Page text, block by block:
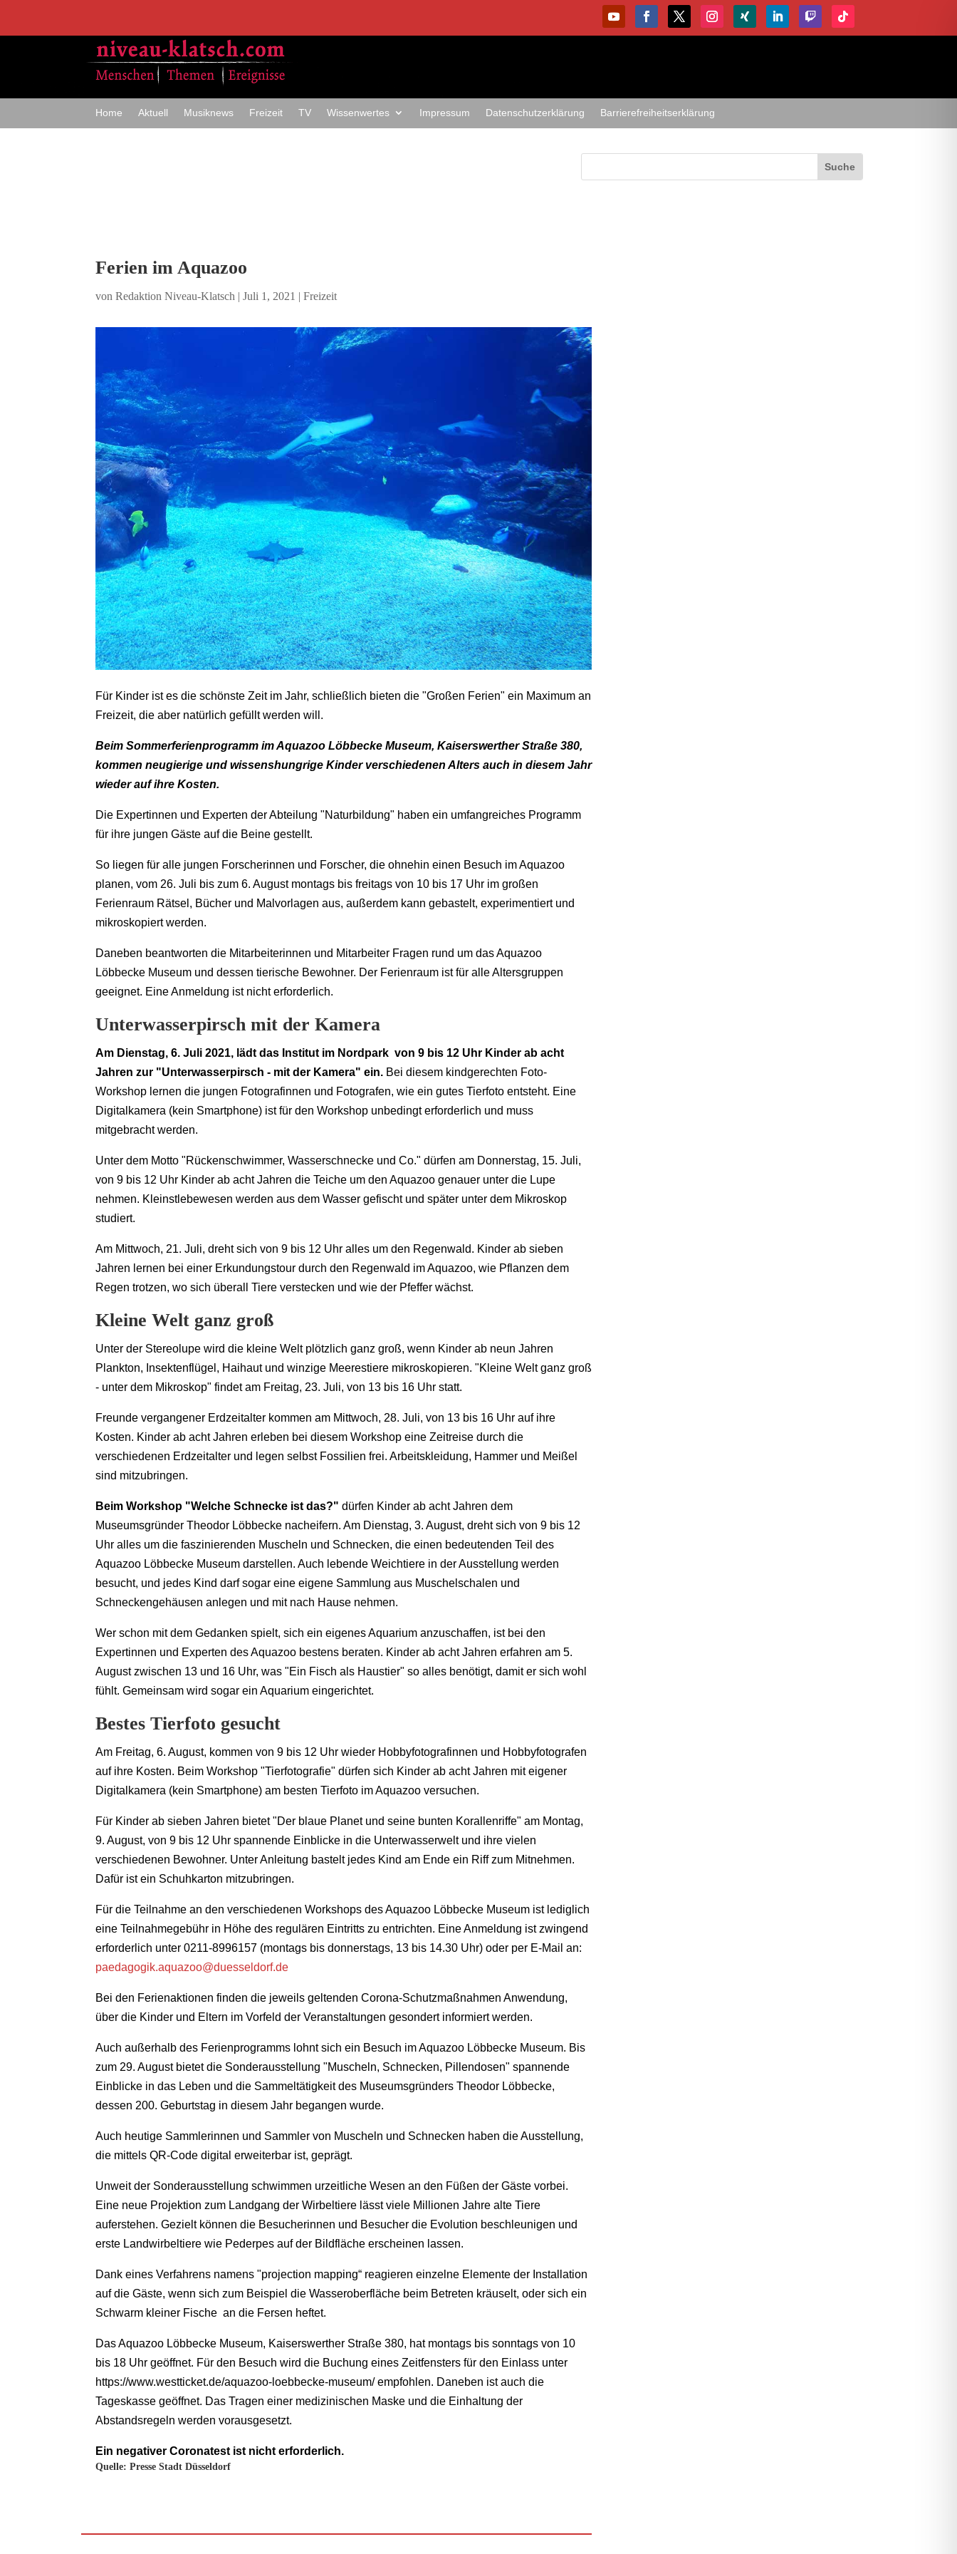
Home Aktuell Musiknews Freizeit TV Wissenwertes Impressum Datenschutzerklärung Barrierefreiheitserklärung
Ferien im Aquazoo
vonRedaktion Niveau-Klatsch |Juli 1, 2021 |Freizeit
Für Kinder ist es die schönste Zeit im Jahr, schließlich bieten die "Großen Ferien" ein Maximum an
Freizeit, die aber natürlich gefüllt werden will.
Beim Sommerferienprogramm im Aquazoo Löbbecke Museum, Kaiserswerther Straße 380,
kommen neugierige und wissenshungrige Kinder verschiedenen Alters auch in diesem Jahr
wieder auf ihre Kosten.
Die Expertinnen und Experten der Abteilung "Naturbildung" haben ein umfangreiches Programm
für ihre jungen Gäste auf die Beine gestellt.
So liegen für alle jungen Forscherinnen und Forscher, die ohnehin einen Besuch im Aquazoo
planen, vom 26. Juli bis zum 6. August montags bis freitags von 10 bis 17 Uhr im großen
Ferienraum Rätsel, Bücher und Malvorlagen aus, außerdem kann gebastelt, experimentiert und
mikroskopiert werden.
Daneben beantworten die Mitarbeiterinnen und Mitarbeiter Fragen rund um das Aquazoo
Löbbecke Museum und dessen tierische Bewohner. Der Ferienraum ist für alle Altersgruppen
geeignet. Eine Anmeldung ist nicht erforderlich.
Unterwasserpirsch mit der Kamera
Am Dienstag, 6. Juli 2021, lädt das Institut im Nordpark von 9 bis 12 Uhr Kinder ab acht
Jahren zur "Unterwasserpirsch - mit der Kamera" ein. Bei diesem kindgerechten Foto-
Workshop lernen die jungen Fotografinnen und Fotografen, wie ein gutes Tierfoto entsteht. Eine
Digitalkamera (kein Smartphone) ist für den Workshop unbedingt erforderlich und muss
mitgebracht werden.
Unter dem Motto "Rückenschwimmer, Wasserschnecke und Co." dürfen am Donnerstag, 15. Juli,
von 9 bis 12 Uhr Kinder ab acht Jahren die Teiche um den Aquazoo genauer unter die Lupe
nehmen. Kleinstlebewesen werden aus dem Wasser gefischt und später unter dem Mikroskop
studiert.
Am Mittwoch, 21. Juli, dreht sich von 9 bis 12 Uhr alles um den Regenwald. Kinder ab sieben
Jahren lernen bei einer Erkundungstour durch den Regenwald im Aquazoo, wie Pflanzen dem
Regen trotzen, wo sich überall Tiere verstecken und wie der Pfeffer wächst.
Kleine Welt ganz groß
Unter der Stereolupe wird die kleine Welt plötzlich ganz groß, wenn Kinder ab neun Jahren
Plankton, Insektenflügel, Haihaut und winzige Meerestiere mikroskopieren. "Kleine Welt ganz groß
- unter dem Mikroskop" findet am Freitag, 23. Juli, von 13 bis 16 Uhr statt.
Freunde vergangener Erdzeitalter kommen am Mittwoch, 28. Juli, von 13 bis 16 Uhr auf ihre
Kosten. Kinder ab acht Jahren erleben bei diesem Workshop eine Zeitreise durch die
verschiedenen Erdzeitalter und legen selbst Fossilien frei. Arbeitskleidung, Hammer und Meißel
sind mitzubringen.
Beim Workshop "Welche Schnecke ist das?" dürfen Kinder ab acht Jahren dem
Museumsgründer Theodor Löbbecke nacheifern. Am Dienstag, 3. August, dreht sich von 9 bis 12
Uhr alles um die faszinierenden Muscheln und Schnecken, die einen bedeutenden Teil des
Aquazoo Löbbecke Museum darstellen. Auch lebende Weichtiere in der Ausstellung werden
besucht, und jedes Kind darf sogar eine eigene Sammlung aus Muschelschalen und
Schneckengehäusen anlegen und mit nach Hause nehmen.
Wer schon mit dem Gedanken spielt, sich ein eigenes Aquarium anzuschaffen, ist bei den
Expertinnen und Experten des Aquazoo bestens beraten. Kinder ab acht Jahren erfahren am 5.
August zwischen 13 und 16 Uhr, was "Ein Fisch als Haustier" so alles benötigt, damit er sich wohl
fühlt. Gemeinsam wird sogar ein Aquarium eingerichtet.
Bestes Tierfoto gesucht
Am Freitag, 6. August, kommen von 9 bis 12 Uhr wieder Hobbyfotografinnen und Hobbyfotografen
auf ihre Kosten. Beim Workshop "Tierfotografie" dürfen sich Kinder ab acht Jahren mit eigener
Digitalkamera (kein Smartphone) am besten Tierfoto im Aquazoo versuchen.
Für Kinder ab sieben Jahren bietet "Der blaue Planet und seine bunten Korallenriffe" am Montag,
9. August, von 9 bis 12 Uhr spannende Einblicke in die Unterwasserwelt und ihre vielen
verschiedenen Bewohner. Unter Anleitung bastelt jedes Kind am Ende ein Riff zum Mitnehmen.
Dafür ist ein Schuhkarton mitzubringen.
Für die Teilnahme an den verschiedenen Workshops des Aquazoo Löbbecke Museum ist lediglich
eine Teilnahmegebühr in Höhe des regulären Eintritts zu entrichten. Eine Anmeldung ist zwingend
erforderlich unter 0211-8996157 (montags bis donnerstags, 13 bis 14.30 Uhr) oder per E-Mail an:
paedagogik.aquazoo@duesseldorf.de
Bei den Ferienaktionen finden die jeweils geltenden Corona-Schutzmaßnahmen Anwendung,
über die Kinder und Eltern im Vorfeld der Veranstaltungen gesondert informiert werden.
Auch außerhalb des Ferienprogramms lohnt sich ein Besuch im Aquazoo Löbbecke Museum. Bis
zum 29. August bietet die Sonderausstellung "Muscheln, Schnecken, Pillendosen" spannende
Einblicke in das Leben und die Sammeltätigkeit des Museumsgründers Theodor Löbbecke,
dessen 200. Geburtstag in diesem Jahr begangen wurde.
Auch heutige Sammlerinnen und Sammler von Muscheln und Schnecken haben die Ausstellung,
die mittels QR-Code digital erweiterbar ist, geprägt.
Unweit der Sonderausstellung schwimmen urzeitliche Wesen an den Füßen der Gäste vorbei.
Eine neue Projektion zum Landgang der Wirbeltiere lässt viele Millionen Jahre alte Tiere
auferstehen. Gezielt können die Besucherinnen und Besucher die Evolution beschleunigen und
erste Landwirbeltiere wie Pederpes auf der Bildfläche erscheinen lassen.
Dank eines Verfahrens namens "projection mapping“ reagieren einzelne Elemente der Installation
auf die Gäste, wenn sich zum Beispiel die Wasseroberfläche beim Betreten kräuselt, oder sich ein
Schwarm kleiner Fische an die Fersen heftet.
Das Aquazoo Löbbecke Museum, Kaiserswerther Straße 380, hat montags bis sonntags von 10
bis 18 Uhr geöffnet. Für den Besuch wird die Buchung eines Zeitfensters für den Einlass unter
https://www.westticket.de/aquazoo-loebbecke-museum/ empfohlen. Daneben ist auch die
Tageskasse geöffnet. Das Tragen einer medizinischen Maske und die Einhaltung der
Abstandsregeln werden vorausgesetzt.
Ein negativer Coronatest ist nicht erforderlich.
Quelle: Presse Stadt Düsseldorf